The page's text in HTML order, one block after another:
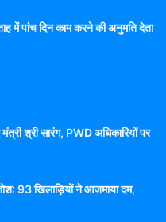
में पांच दिन काम करने की अनुमति देता
श्री सारंग, PWD अधिकारियों पर
93 खिलाड़ियों ने आजमाया दम,